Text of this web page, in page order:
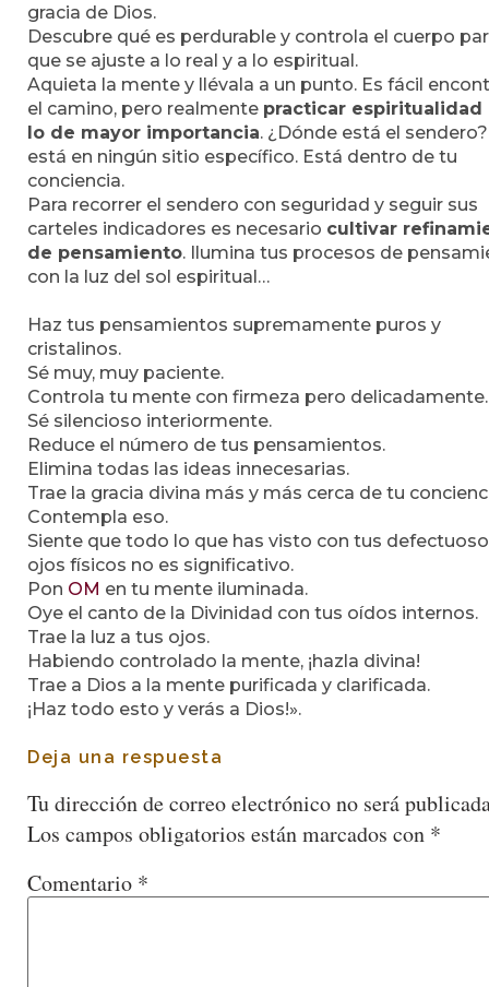
gracia de Dios.
Descubre qué es perdurable y controla el cuerpo
que se ajuste a lo real y a lo espiritual.
Aquieta la mente y llévala a un punto. Es fácil
el camino, pero realmente practicar espiritualidad
lo de mayor importancia. ¿Dónde está el
está en ningún sitio específico. Está dentro de tu
conciencia.
Para recorrer el sendero con seguridad y seguir sus
carteles indicadores es necesario cultivar
de pensamiento. Ilumina tus procesos de
con la luz del sol espiritual…
Haz tus pensamientos supremamente puros y
cristalinos.
Sé muy, muy paciente.
Controla tu mente con firmeza pero delicadamente.
Sé silencioso interiormente.
Reduce el número de tus pensamientos.
Elimina todas las ideas innecesarias.
Trae la gracia divina más y más cerca de tu
Contempla eso.
Siente que todo lo que has visto con tus
ojos físicos no es significativo.
Pon OM en tu mente iluminada.
Oye el canto de la Divinidad con tus oídos internos.
Trae la luz a tus ojos.
Habiendo controlado la mente, ¡hazla divina!
Trae a Dios a la mente purificada y clarificada.
¡Haz todo esto y verás a Dios!».
Deja una respuesta
Tu dirección de correo electrónico no será
Los campos obligatorios están marcados con *
Comentario *